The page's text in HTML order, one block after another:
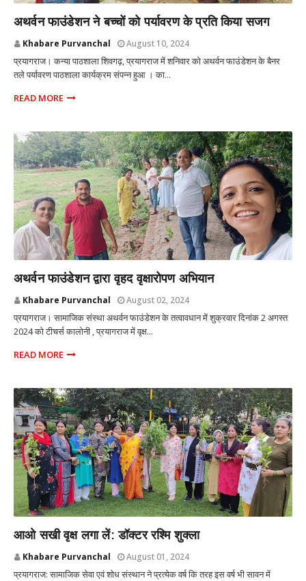
अथर्वन फाउंडेशन ने बच्चों को पर्यावरण के प्रति किया सजग
Khabare Purvanchal August 10, 2024
प्रयागराज। कन्या पाठशाला शिवगढ़, प्रयागराज में शनिवार को अथर्वन फाउंडेशन के बैनर
तले पर्यावरण पाठशाला कार्यक्रम संपन्न हुआ । का...
READ MORE
अथर्वन फाउंडेशन द्वारा वृहद वृक्षारोपण अभियान
Khabare Purvanchal August 02, 2024
प्रयागराज। सामाजिक संस्था अथर्वन फाउंडेशन के तत्वावधान में शुक्रवार दिनांक 2 अगस्त
2024 को टीचर्स कालोनी , प्रयागराज में वृक्ष...
READ MORE
आओ सखी वृक्ष लगा लें: डॉक्टर रश्मि शुक्ला
Khabare Purvanchal August 01, 2024
प्रयागराज: सामाजिक सेवा एवं शोध संस्थान ने प्रत्येक वर्ष कि तरह इस वर्ष भी सावन में